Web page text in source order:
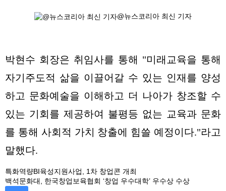
@뉴스코리아 최신 기자
박현수 회장은 취임사를 통해 "미래교육을 통해
자기주도적 삶을 이끌어갈 수 있는 인재를 양성
하고 문화예술을 이해하고 더 나아가 창조할 수
있는 기회를 제공하여 불평등 없는 교육과 문화
를 통해 사회적 가치 창출에 힘쓸 예정이다."라고
말했다.
특화역량BI육성지원사업, 1차 창업콘 개최
백석문화대, 한국창업보육협회 ‘창업 우수대학’ 우수상 수상